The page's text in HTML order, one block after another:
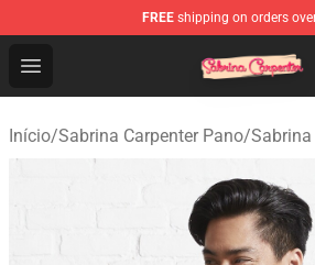
FREE shipping on orders
Open menu
Sabrina Carpenter Shop -
Início/Sabrina Carpenter Pano/Sabrina